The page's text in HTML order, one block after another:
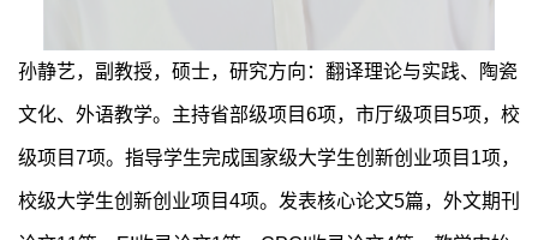
孙静艺，副教授，硕士，研究方向：翻译理论与实践、陶瓷
文化、外语教学。主持省部级项目6项，市厅级项目5项，校
级项目7项。指导学生完成国家级大学生创新创业项目1项，
校级大学生创新创业项目4项。发表核心论文5篇，外文期刊